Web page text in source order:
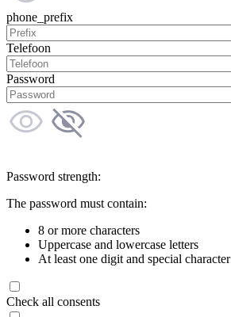
phone_prefix
Telefoon
Password
Password strength:
The password must contain:
8 or more characters
Uppercase and lowercase letters
At least one digit and special character
Check all consents